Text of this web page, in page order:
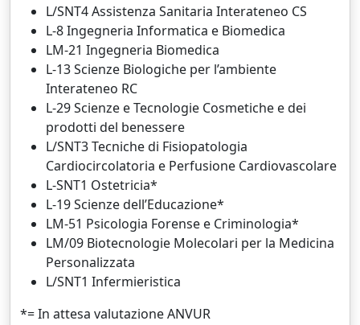
L/SNT4 Assistenza Sanitaria Interateneo CS
L-8 Ingegneria Informatica e Biomedica
LM-21 Ingegneria Biomedica
L-13 Scienze Biologiche per l’ambiente
Interateneo RC
L-29 Scienze e Tecnologie Cosmetiche e dei
prodotti del benessere
L/SNT3 Tecniche di Fisiopatologia
Cardiocircolatoria e Perfusione Cardiovascolare
L-SNT1 Ostetricia*
L-19 Scienze dell’Educazione*
LM-51 Psicologia Forense e Criminologia*
LM/09 Biotecnologie Molecolari per la Medicina
Personalizzata
L/SNT1 Infermieristica
*= In attesa valutazione ANVUR